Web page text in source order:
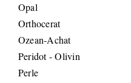
Opal
Orthocerat
Ozean-Achat
Peridot - Olivin
Perle